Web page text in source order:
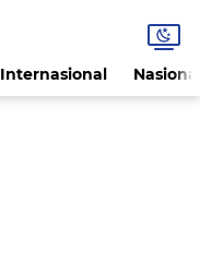
Internasional